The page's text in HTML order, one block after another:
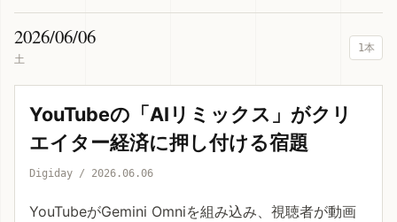
2026/06/06
土
1本
YouTubeの「AIリミックス」がクリ
エイター経済に押し付ける宿題
Digiday / 2026.06.06
YouTubeがGemini Omniを組み込み、視聴者が動画